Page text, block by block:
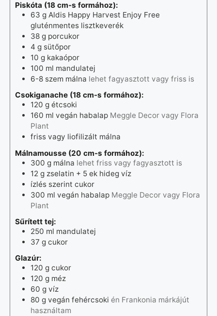
Piskóta (18 cm-s formához):
63 g Aldis Happy Harvest Enjoy Free
gluténmentes lisztkeverék
38 g porcukor
4 g sütőpor
10 g kakaópor
100 ml mandulatej
6-8 szem málna lehet fagyasztott vagy friss is
Csokiganache (18 cm-s formához):
120 g étcsoki
160 ml vegán habalap Meggle Decor vagy Flora
Plant
friss vagy liofilizált málna
Málnamousse (20 cm-s formához):
300 g málna lehet friss vagy fagyasztott is
12 g zselatin + 5 ek hideg víz
ízlés szerint cukor
300 ml vegán habalap Meggle Decor vagy Flora
Plant
Sűrített tej:
250 ml mandulatej
37 g cukor
Glazúr:
120 g cukor
120 g méz
60 g víz
80 g vegán fehércsoki én Frankonia márkájút
használtam